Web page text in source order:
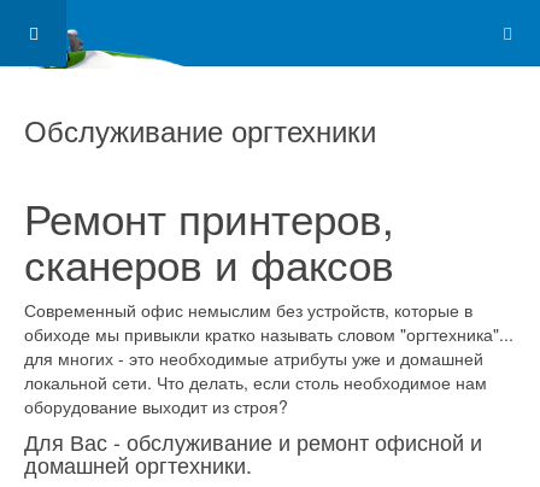
Обслуживание оргтехники
Ремонт принтеров,
сканеров и факсов
Современный офис немыслим без устройств, которые в
обиходе мы привыкли кратко называть словом "оргтехника"...
для многих - это необходимые атрибуты уже и домашней
локальной сети. Что делать, если столь необходимое нам
оборудование выходит из строя?
Для Вас - обслуживание и ремонт офисной и
домашней оргтехники.